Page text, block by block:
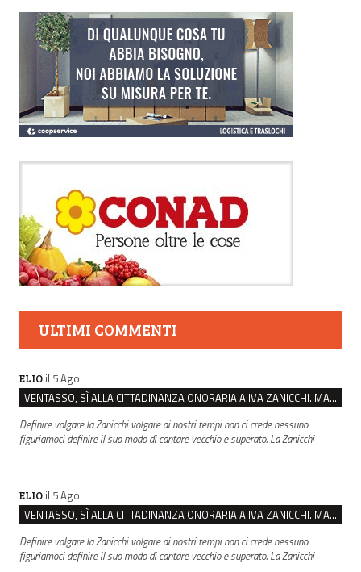
ULTIMI COMMENTI
ELIO il 5 Ago
VENTASSO, SÌ ALLA CITTADINANZA ONORARIA A IVA ZANICCHI. MA BARGIACCHI: “È DI PESSIMO GUSTO”
Definire volgare la Zanicchi volgare ai nostri tempi non ci crede nessuno
figuriamoci definire il suo modo di cantare vecchio e superato. La Zanicchi
ELIO il 5 Ago
VENTASSO, SÌ ALLA CITTADINANZA ONORARIA A IVA ZANICCHI. MA BARGIACCHI: “È DI PESSIMO GUSTO”
Definire volgare la Zanicchi volgare ai nostri tempi non ci crede nessuno
figuriamoci definire il suo modo di cantare vecchio e superato. La Zanicchi